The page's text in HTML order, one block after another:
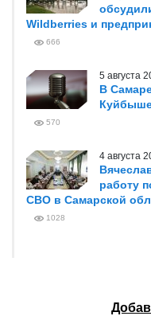
Wildberries и
666
5 августа
В
570
4 августа
работу
СВО в Самарской
1028